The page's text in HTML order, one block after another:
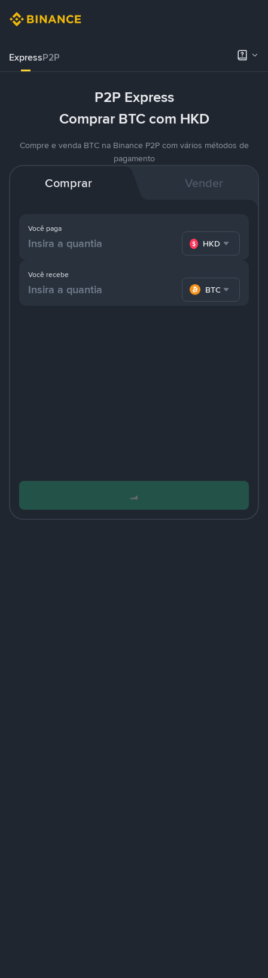
ExpressP2P
P2P Express
Comprar BTC com HKD
Compre e venda BTC na Binance P2P com vários métodos de
pagamento
Comprar Vender
Você paga
HKD
Você recebe
BTC